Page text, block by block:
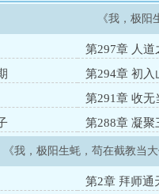
劫，苟过封神量劫，苟过西
《我，极
第297章 人道
第294章 初
第291章 收无
第288章 凝
《我，极阳生蚝，苟在截教当
第2章 拜师通